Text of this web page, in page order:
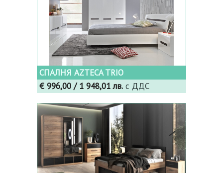
СПАЛНЯ AZTECA TRIO
€ 996,00 / 1 948,01 лв. с ДДС